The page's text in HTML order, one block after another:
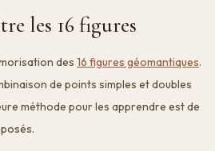
les 16 figures
des 16 figures géomantiques.
de points simples et doubles
méthode pour les apprendre est de